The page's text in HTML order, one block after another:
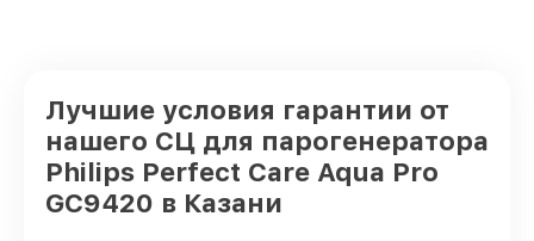
Лучшие условия гарантии от
нашего СЦ для парогенератора
Philips Perfect Care Aqua Pro
GC9420 в Казани